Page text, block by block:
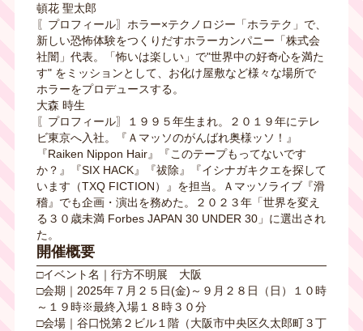
頓花 聖太郎
〖プロフィール〗ホラー×テクノロジー「ホラテク」で、
新しい恐怖体験をつくりだすホラーカンパニー「株式会
社闇」代表。「怖いは楽しい」で"世界中の好奇心を満た
す" をミッションとして、お化け屋敷など様々な場所で
ホラーをプロデュースする。
大森 時生
〖プロフィール〗１９９５年生まれ。２０１９年にテレ
ビ東京へ入社。『Ａマッソのがんばれ奥様ッソ！』
『Raiken Nippon Hair』『このテープもってないです
か？』『SIX HACK』『祓除』『イシナガキクエを探して
います（TXQ FICTION）』を担当。Ａマッソライブ『滑
稽』でも企画・演出を務めた。２０２３年「世界を変え
る３０歳未満 Forbes JAPAN 30 UNDER 30」に選出され
た。
開催概要
□イベント名｜行方不明展 大阪
□会期｜2025年７月２５日(金)～９月２８日（日）１０時
～１９時※最終入場１８時３０分
□会場｜谷口悦第２ビル１階（大阪市中央区久太郎町３丁